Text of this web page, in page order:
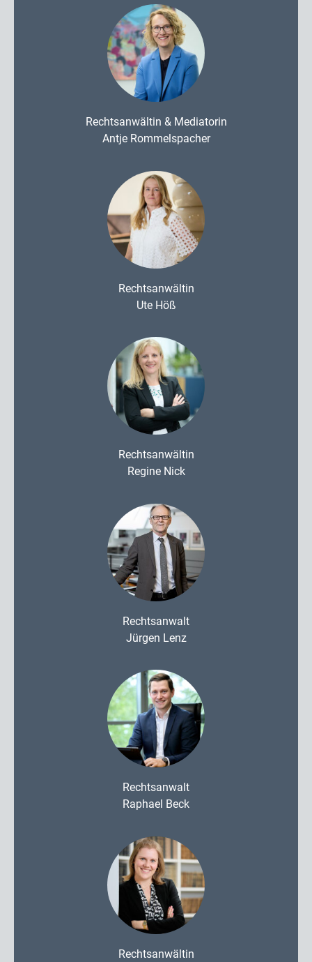
Rechtsanwältin & Mediatorin
Antje Rommelspacher
Rechtsanwältin
Ute Höß
Rechtsanwältin
Regine Nick
Rechtsanwalt
Jürgen Lenz
Rechtsanwalt
Raphael Beck
Rechtsanwältin